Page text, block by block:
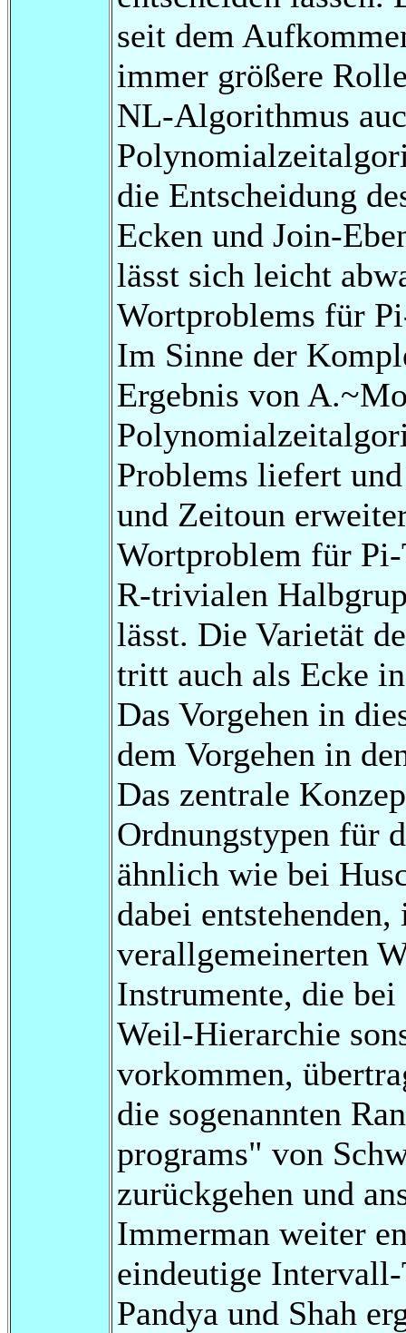
seit dem
immer größere
NL-Algorithmus
die Entscheidung
Ecken und Join-
lässt sich leicht
Wortproblems für
Im Sinne der
Ergebnis von
Problems liefert
und Zeitoun
Wortproblem für
R-trivialen
lässt. Die Varietät
tritt auch als Ecke
Das Vorgehen in
dem Vorgehen in
Das zentrale
Ordnungstypen für
ähnlich wie bei
dabei
verallgemeinerten
Instrumente, die
Weil-Hierarchie
vorkommen,
die sogenannten
programs" von
zurückgehen und
Immerman weiter
eindeutige
Pandya und Shah